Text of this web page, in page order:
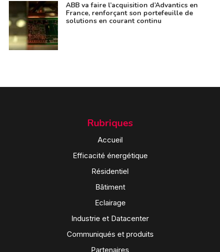
ABB va faire l’acquisition d’Advantics en
France, renforçant son portefeuille de
solutions en courant continu
Rubriques
Accueil
Efficacité énergétique
Résidentiel
Bâtiment
Eclairage
Industrie et Datacenter
Communiqués et produits
Partenaires